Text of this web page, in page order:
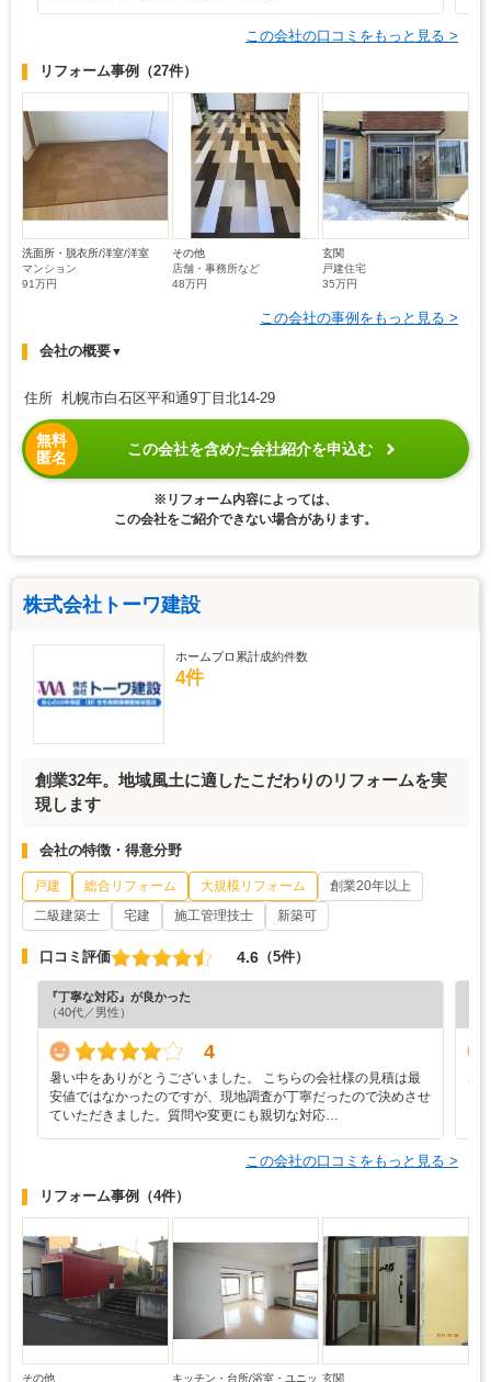
この会社の口コミをもっと見る >
リフォーム事例 （27件）
洗面所・脱衣所/洋室/洋室
マンション
91万円
その他
店舗・事務所など
48万円
玄関
戸建住宅
35万円
この会社の事例をもっと見る >
会社の概要▼
住所 札幌市白石区平和通9丁目北14-29
無料
匿名
この会社を含めた会社紹介を申込む
※リフォーム内容によっては、
この会社をご紹介できない場合があります。
株式会社トーワ建設
ホームプロ累計成約件数
4件
創業32年。地域風土に適したこだわりのリフォームを実
現します
会社の特徴・得意分野
戸建 総合リフォーム 大規模リフォーム
創業20年以上
二級建築士
宅建 施工管理技士 新築可
口コミ評価 4.6 （5件）
『丁寧な対応』が良かった
（40代／男性）
4
暑い中をありがとうございました。 こちらの会社様の見積は最
安値ではなかったのですが、現地調査が丁寧だったので決めさせ
ていただきました。質問や変更にも親切な対応…
こ
この会社の口コミをもっと見る >
リフォーム事例 （4件）
その他 キッチン・台所/浴室・ユニッ 玄関